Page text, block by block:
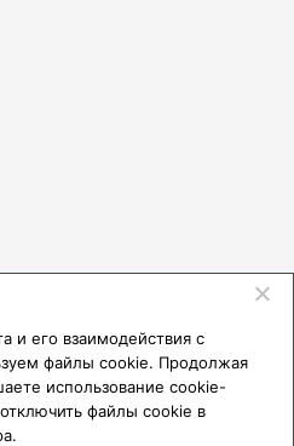
и его взаимодействия с
файлы cookie. Продолжая
использование cookie-
файлы cookie в